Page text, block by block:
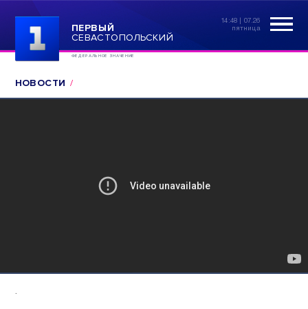
ПЕРВЫЙ
СЕВАСТОПОЛЬСКИЙ
ФЕДЕРАЛЬНОЕ ЗНАЧЕНИЕ
14:48 | 07.26
пятница
НОВОСТИ
.